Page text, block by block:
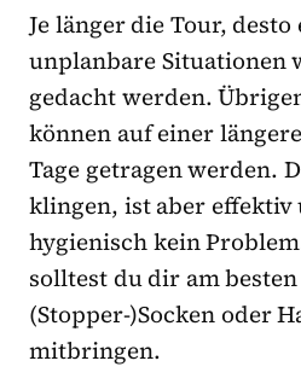
Je länger die Tour,
unplanbare Situationen
gedacht werden.
können auf einer
Tage getragen werden.
klingen, ist aber effektiv
hygienisch kein
solltest du dir am
(Stopper-)Socken oder
mitbringen.